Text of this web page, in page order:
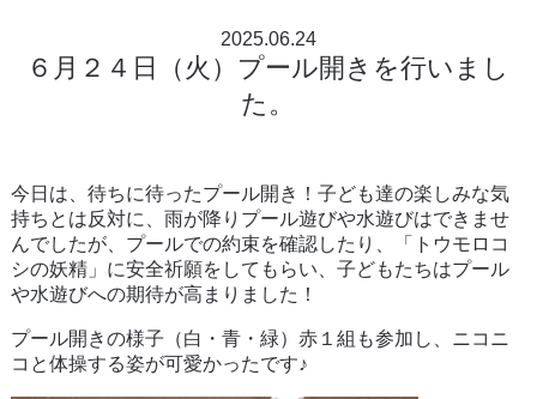
2025.06.24
６月２４日（火）プール開きを行いまし
た。
今日は、待ちに待ったプール開き！子ども達の楽しみな気
持ちとは反対に、雨が降りプール遊びや水遊びはできませ
んでしたが、プールでの約束を確認したり、「トウモロコ
シの妖精」に安全祈願をしてもらい、子どもたちはプール
や水遊びへの期待が高まりました！
プール開きの様子（白・青・緑）赤１組も参加し、ニコニ
コと体操する姿が可愛かったです♪